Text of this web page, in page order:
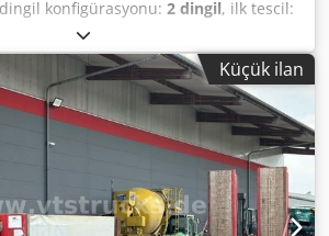
konfigürasyonu: 2 dingil, ilk tescil:
uzunluğu:
mm, yükleme alanı yüksekliği:1.500
hacmi:25 m³, toplam genişlik:2.550
3.100 mm , Üretim yılı:2001,
Carnehl Steel Tipper VIN: PC09163
* Air suspension * Landing legs *
* Remaining tread: approx. 30% * 2 x
brakes * Folding underrun protection
/ steel chassis * Capacity: approx. 25
Küçük ilan